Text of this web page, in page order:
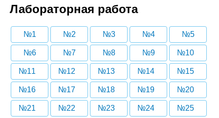
Лабораторная работа
№1 №2 №3 №4 №5
№6 №7 №8 №9 №10
№11 №12 №13 №14 №15
№16 №17 №18 №19 №20
№21 №22 №23 №24 №25